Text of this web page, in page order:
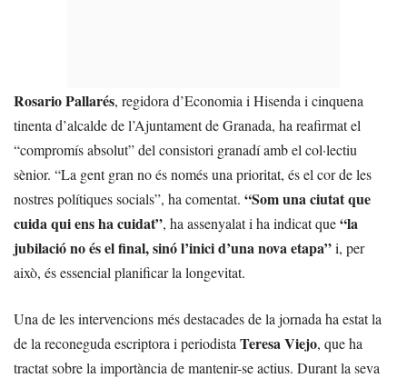
Rosario Pallarés, regidora d’Economia i Hisenda i cinquena
tinenta d’alcalde de l’Ajuntament de Granada, ha reafirmat el
“compromís absolut” del consistori granadí amb el col·lectiu
sènior. “La gent gran no és només una prioritat, és el cor de les
nostres polítiques socials”, ha comentat. “Som una ciutat que
cuida qui ens ha cuidat”, ha assenyalat i ha indicat que“la
jubilació no és el final, sinó l’inici d’una nova etapa”i, per
això, és essencial planificar la longevitat.
Una de les intervencions més destacades de la jornada ha estat la
de la reconeguda escriptora i periodista Teresa Viejo, que ha
tractat sobre la importància de mantenir-se actius. Durant la seva